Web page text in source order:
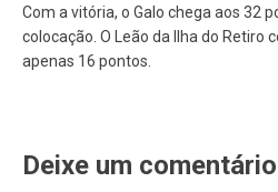
Com a vitória, o Galo chega aos 32
colocação. O Leão da Ilha do Retiro
apenas 16 pontos.
Deixe um comentário